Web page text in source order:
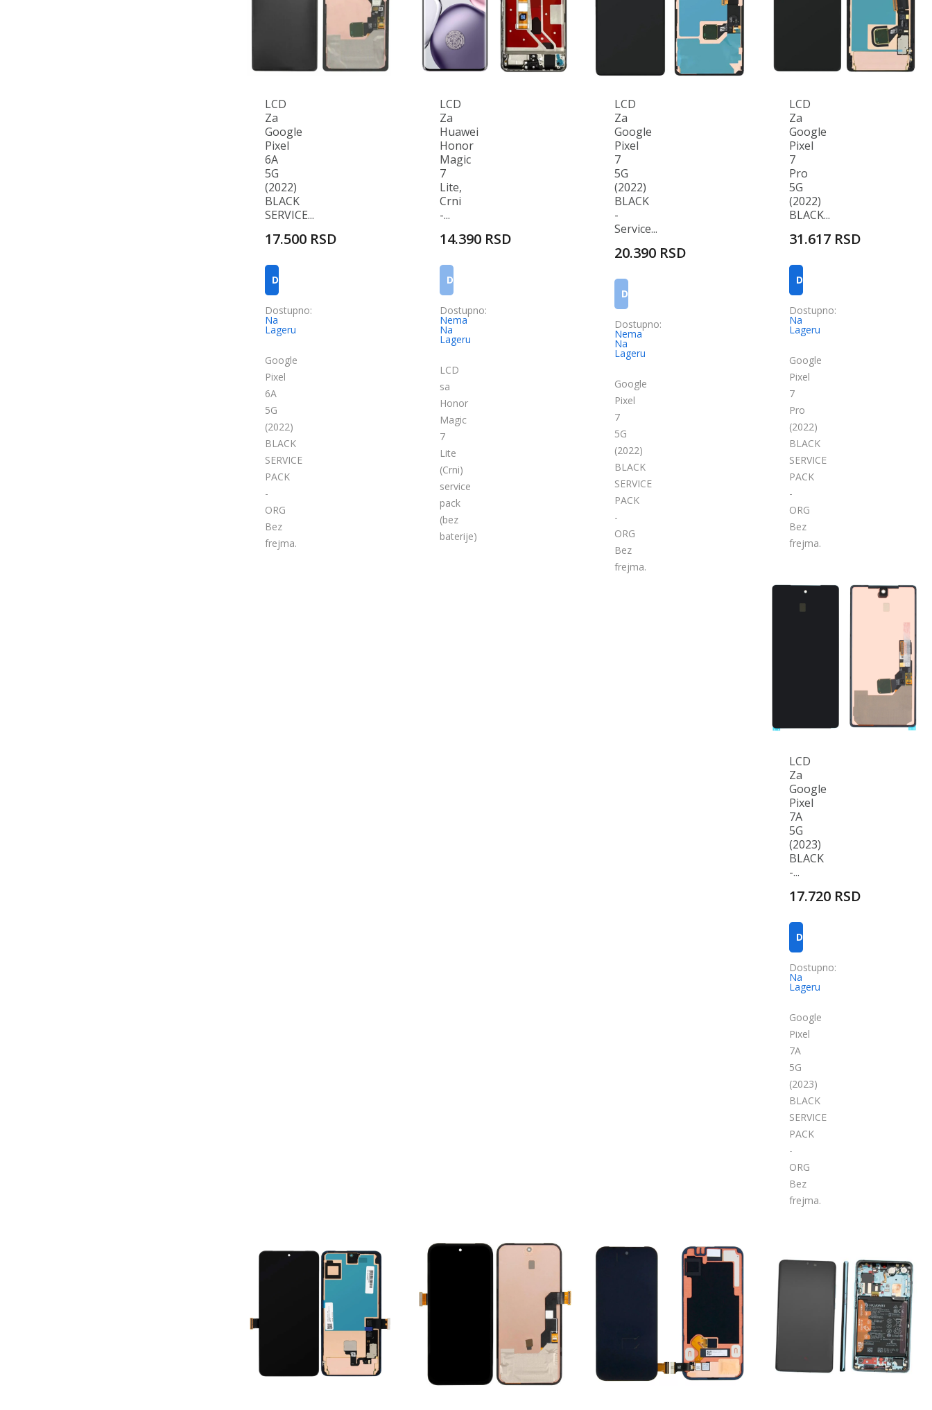
LCD
Za
Google
Pixel
6A
5G
(2022)
BLACK
SERVICE...
17.500 RSD
DODAJ U KORPU
Dostupno:
Na
Lageru
Google
Pixel
6A
5G
(2022)
BLACK
SERVICE
PACK
-
ORG
Bez
frejma.
LCD
Za
Huawei
Honor
Magic
7
Lite,
Crni
-...
14.390 RSD
DODAJ U KORPU
Dostupno:
Nema
Na
Lageru
LCD
sa
Honor
Magic
7
Lite
(Crni)
service
pack
(bez
baterije)
LCD
Za
Google
Pixel
7
5G
(2022)
BLACK
-
Service...
20.390 RSD
DODAJ U KORPU
Dostupno:
Nema
Na
Lageru
Google
Pixel
7
5G
(2022)
BLACK
SERVICE
PACK
-
ORG
Bez
frejma.
LCD
Za
Google
Pixel
7
Pro
5G
(2022)
BLACK...
31.617 RSD
DODAJ U KORPU
Dostupno:
Na
Lageru
Google
Pixel
7
Pro
(2022)
BLACK
SERVICE
PACK
-
ORG
Bez
frejma.
LCD
Za
Google
Pixel
7A
5G
(2023)
BLACK
-...
17.720 RSD
DODAJ U KORPU
Dostupno:
Na
Lageru
Google
Pixel
7A
5G
(2023)
BLACK
SERVICE
PACK
-
ORG
Bez
frejma.